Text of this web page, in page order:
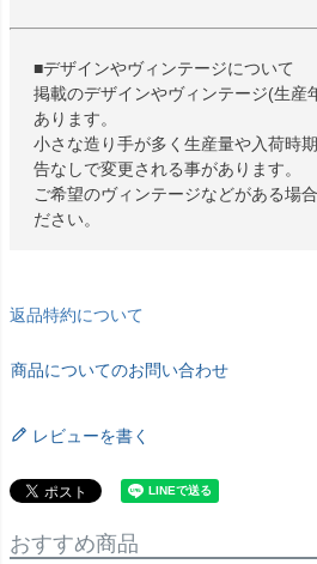
■デザインやヴィンテージについて
掲載のデザインやヴィンテージ(生産
あります。
小さな造り手が多く生産量や入荷時
告なしで変更される事があります。
ご希望のヴィンテージなどがある場
ださい。
返品特約について
商品についてのお問い合わせ
レビューを書く
おすすめ商品